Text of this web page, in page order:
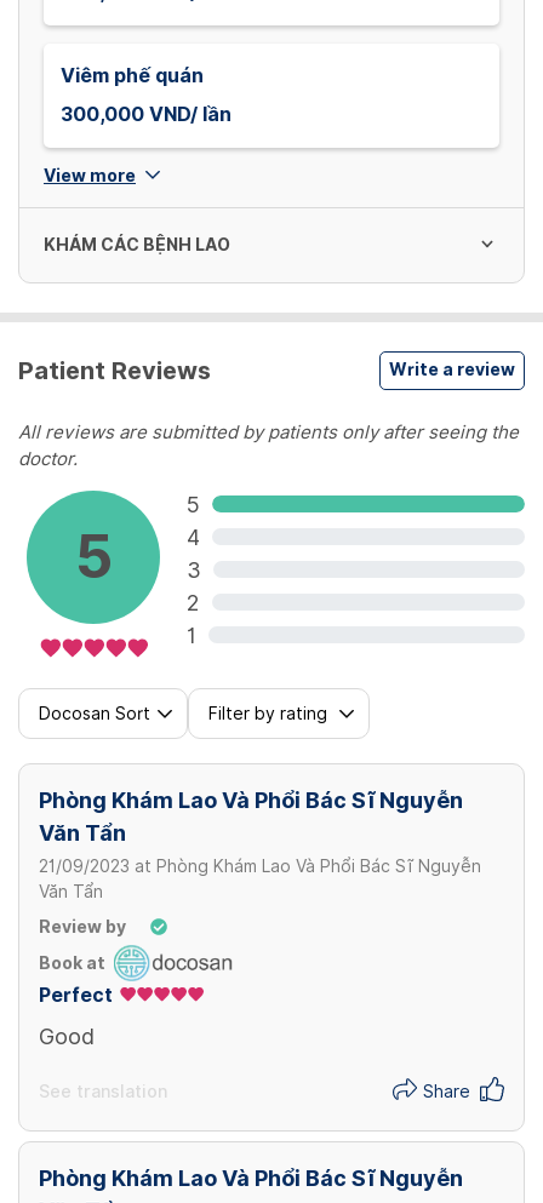
Viêm phế quán
300,000 VND/ lần
View more
KHÁM CÁC BỆNH LAO
200,000 VND/ lần
Khám Lao phổi
300,000 VND/ lần
Lao hạch
300,000 VND/ lần
Lao xương khớp
300,000 VND/ lần
Lao tiềm ẩn
300,000 VND/ lần
Trị phòng ngừa lao
300,000 VND/ lần
View more
Patient Reviews Write a review
All reviews are submitted by patients only after seeing the
doctor.
5
5
4
3
2
1
Docosan Sort Filter by rating
Phòng Khám Lao Và Phổi Bác Sĩ Nguyễn
Văn Tẩn
21/09/2023 at Phòng Khám Lao Và Phổi Bác Sĩ Nguyễn
Văn Tẩn
Review by
Book at
Perfect
Good
See translation Share
Phòng Khám Lao Và Phổi Bác Sĩ Nguyễn